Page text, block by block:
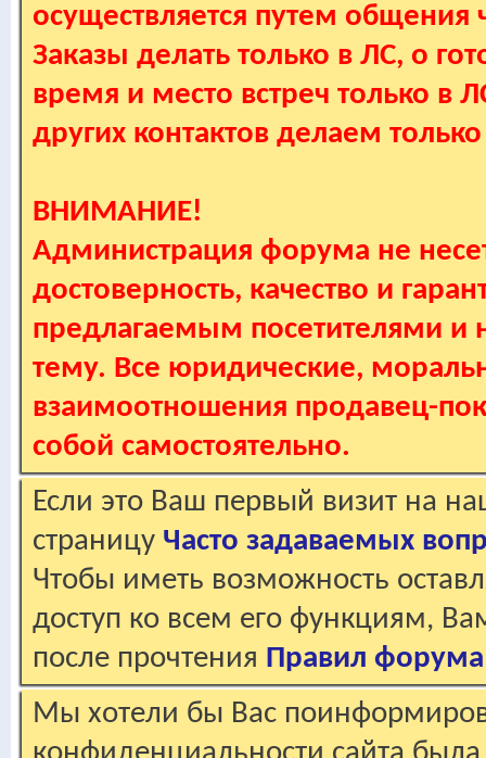
осуществляется путем
Заказы делать только в ЛС, о
время и место встреч только в
других контактов делаем
ВНИМАНИЕ!
Администрация форума не
достоверность, качество и
предлагаемым посетителями и
тему. Все юридические,
взаимоотношения продавец-
собой самостоятельно.
Если это Ваш первый визит на
страницу Часто задаваемых
Чтобы иметь возможность
доступ ко всем его функциям,
после прочтения Правил форума
Мы хотели бы Вас